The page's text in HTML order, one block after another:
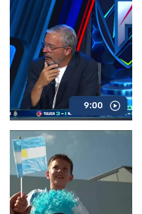
9:00